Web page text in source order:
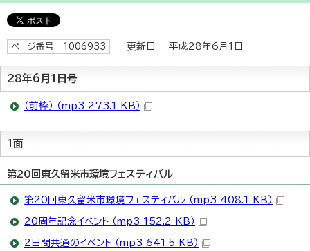
ページ番号 1006933 更新日 平成28年6月1日
28年6月1日号
（前枠） （mp3 273.1 KB）
1面
第20回東久留米市環境フェスティバル
第20回東久留米市環境フェスティバル （mp3 408.1 KB）
20周年記念イベント （mp3 152.2 KB）
2日間共通のイベント （mp3 641.5 KB）